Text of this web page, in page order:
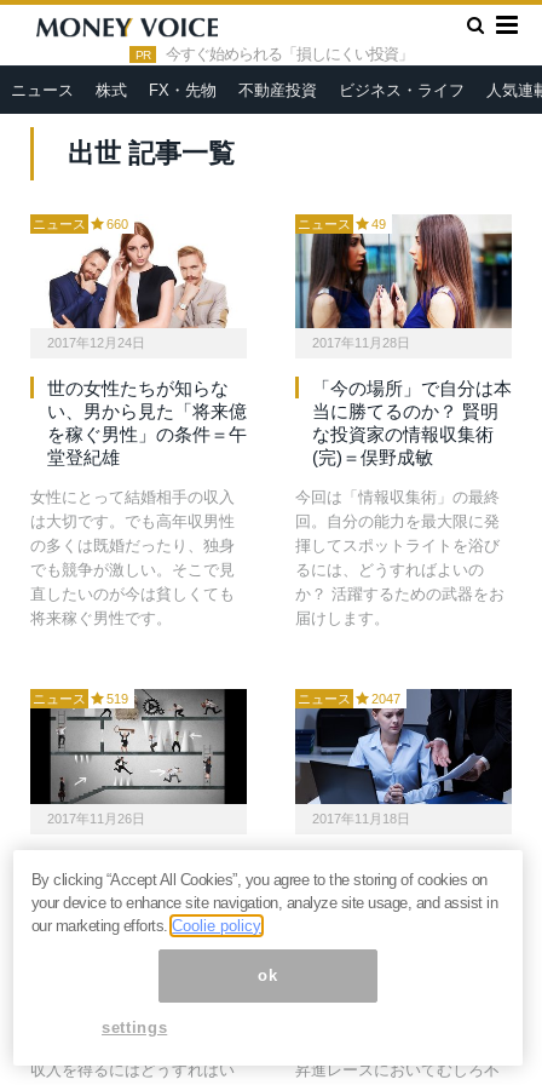
PR 今すぐ始められる「損しにくい投資」
ニュース 株式 FX・先物 不動産投資 ビジネス・ライフ 人気連
HOME » 出世
出世 記事一覧
ニュース 660
2017年12月24日
世の女性たちが知らな
い、男から見た「将来億
を稼ぐ男性」の条件＝午
堂登紀雄
女性にとって結婚相手の収入
は大切です。でも高年収男性
の多くは既婚だったり、独身
でも競争が激しい。そこで見
直したいのが今は貧しくても
将来稼ぐ男性です。
ニュース 49
2017年11月28日
「今の場所」で自分は本
当に勝てるのか？ 賢明
な投資家の情報収集術
(完)＝俣野成敏
今回は「情報収集術」の最終
回。自分の能力を最大限に発
揮してスポットライトを浴び
るには、どうすればよいの
か？ 活躍するための武器をお
届けします。
ニュース 519
2017年11月26日
「踏み台にする会社」は
なぜ古くてダサいのか？
＝午堂登紀雄
凡な自分、何の特技もない自
収入を得るにはどうすればい
ニュース 2047
2017年11月18日
に？「無責任な人間ほど
出世する」社会学的な根
昇進レースにおいてむしろ不
By clicking “Accept All Cookies”, you agree to the storing of cookies on
your device to enhance site navigation, analyze site usage, and assist in
our marketing efforts.Coolie policy
ok
settings